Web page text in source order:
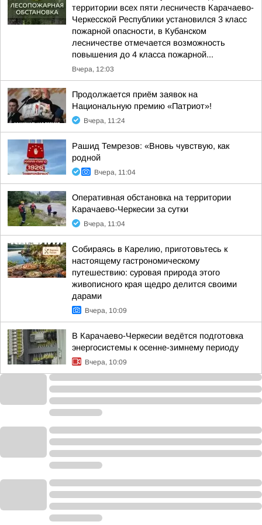
территории всех пяти лесничеств Карачаево-
Черкесской Республики установился 3 класс
пожарной опасности, в Кубанском
лесничестве отмечается возможность
повышения до 4 класса пожарной...
Вчера, 12:03
Продолжается приём заявок на
Национальную премию «Патриот»!
Вчера, 11:24
Рашид Темрезов: «Вновь чувствую, как
родной
Вчера, 11:04
Оперативная обстановка на территории
Карачаево-Черкесии за сутки
Вчера, 11:04
Собираясь в Карелию, приготовьтесь к
настоящему гастрономическому
путешествию: суровая природа этого
живописного края щедро делится своими
дарами
Вчера, 10:09
В Карачаево-Черкесии ведётся подготовка
энергосистемы к осенне-зимнему периоду
Вчера, 10:09